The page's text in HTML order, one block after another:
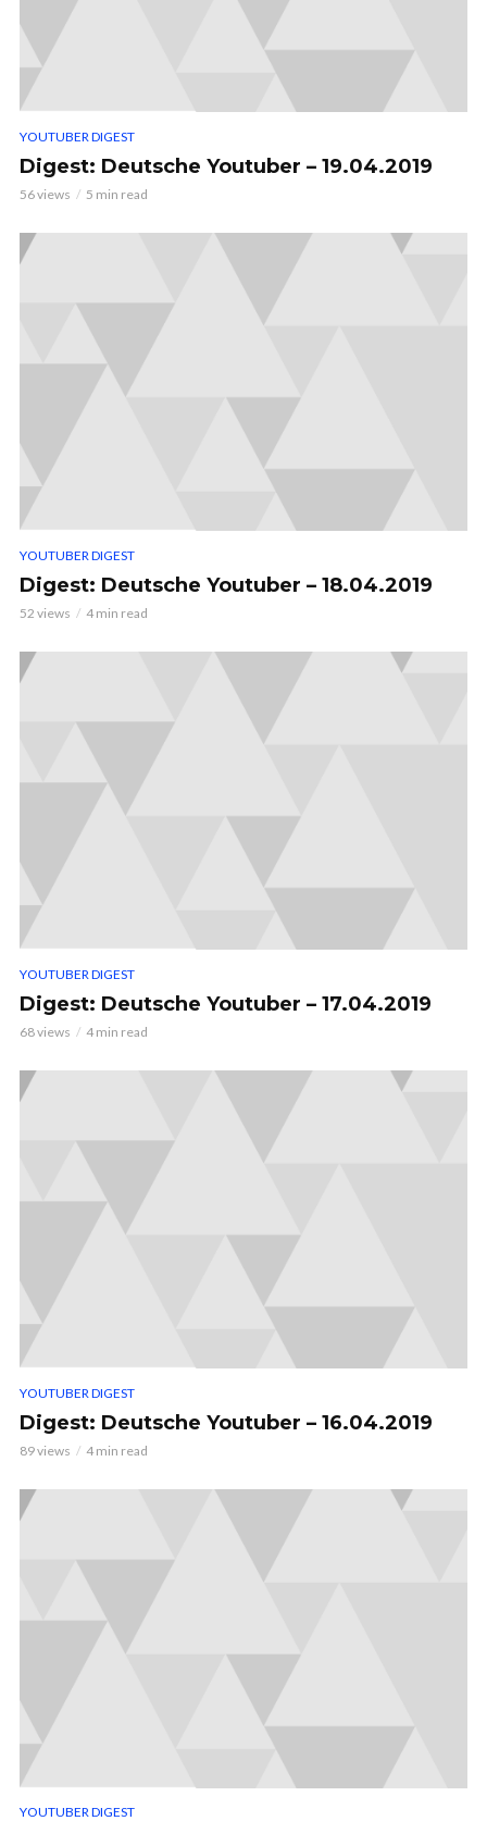
YOUTUBER DIGEST
Digest: Deutsche Youtuber – 19.04.2019
56 views 5 min read
YOUTUBER DIGEST
Digest: Deutsche Youtuber – 18.04.2019
52 views 4 min read
YOUTUBER DIGEST
Digest: Deutsche Youtuber – 17.04.2019
68 views 4 min read
YOUTUBER DIGEST
Digest: Deutsche Youtuber – 16.04.2019
89 views 4 min read
YOUTUBER DIGEST